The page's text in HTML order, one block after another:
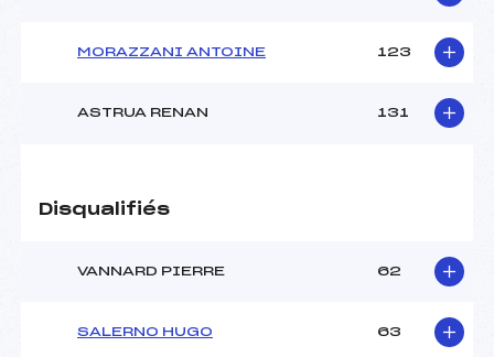
MORAZZANI ANTOINE 123
ASTRUA RENAN 131
Disqualifiés
VANNARD PIERRE 62
SALERNO HUGO 63